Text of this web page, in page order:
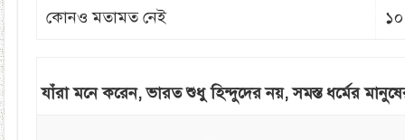
কোনও মতামত নেই
যাঁরা মনে করেন, ভারত শুধু হিন্দুদের নয়, সমস্ত ধর্মের